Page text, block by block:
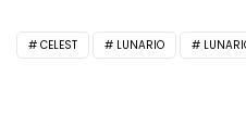
CELEST LUNARIO